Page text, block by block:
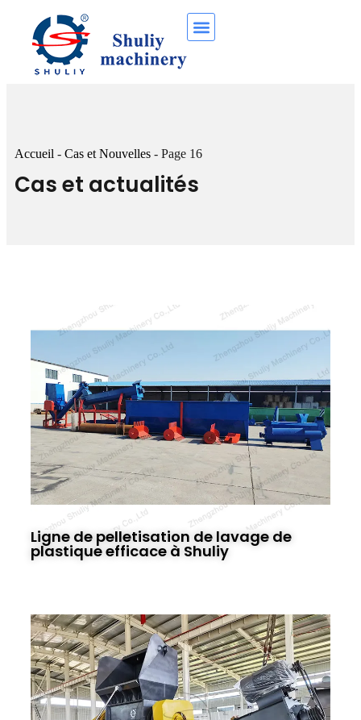
Accueil - Cas et Nouvelles - Page 16
Cas et actualités
Ligne de pelletisation de lavage de
plastique efficace à Shuliy